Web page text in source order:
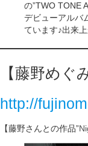
の”TWO TONE
デビューアルバ
ています♪出来
【藤野めぐ
http://
【藤野さんとの作品”